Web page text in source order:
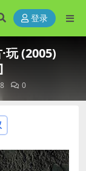
登录
玩 (2005)
0